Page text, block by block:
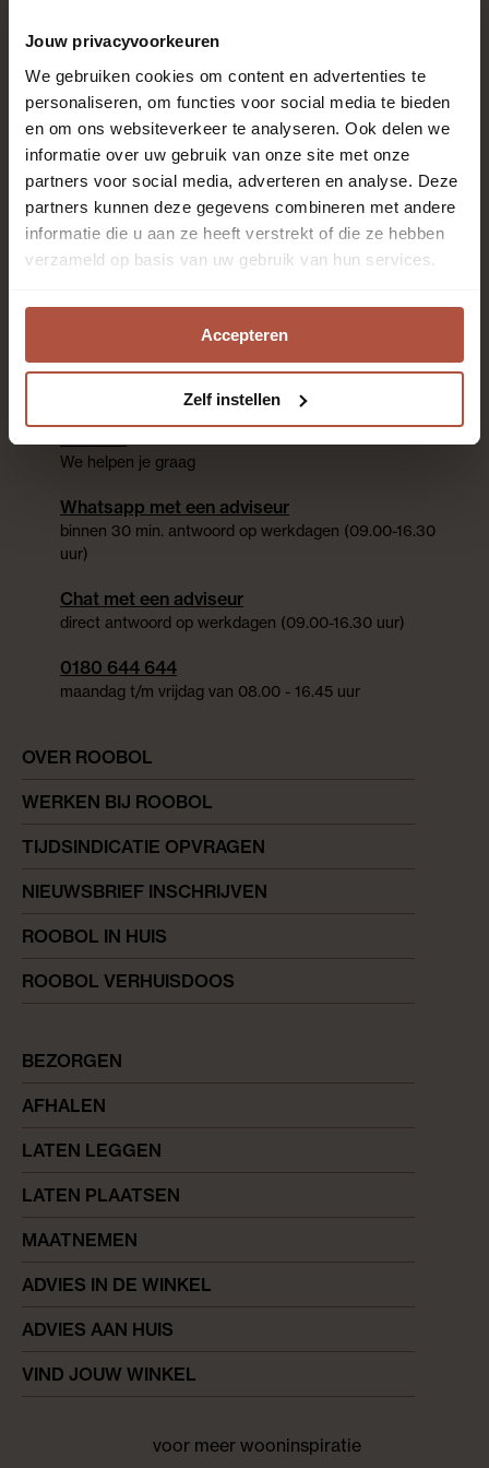
Jouw privacyvoorkeuren
We gebruiken cookies om content en advertenties te
personaliseren, om functies voor social media te bieden
en om ons websiteverkeer te analyseren. Ook delen we
informatie over uw gebruik van onze site met onze
partners voor social media, adverteren en analyse. Deze
partners kunnen deze gegevens combineren met andere
informatie die u aan ze heeft verstrekt of die ze hebben
verzameld op basis van uw gebruik van hun services.
Accepteren
Zelf instellen
Roobol is al meer dan 80 jaar specialist in vloeren en
raambekleding met het beste advies en de beste
service. Kom langs in één van de 28 winkels. Onze
enthousiaste adviseurs staan voor je klaar!
Altijd als eerste op de
Aanmelden nieuwsbrief
OVER ROOBOL
WERKEN BIJ ROOBOL
TIJDSINDICATIE OPVRAGEN
NIEUWSBRIEF INSCHRIJVEN
ROOBOL IN HUIS
ROOBOL VERHUISDOOS
BEZORGEN
AFHALEN
LATEN LEGGEN
LATEN PLAATSEN
MAATNEMEN
ADVIES IN DE WINKEL
ADVIES AAN HUIS
VIND JOUW WINKEL
We helpen je graag
Whatsapp met een adviseur
binnen 30 min. antwoord op werkdagen (09.00-16.30
uur)
Chat met een adviseur
direct antwoord op werkdagen (09.00-16.30 uur)
0180 644 644
maandag t/m vrijdag van 08.00 - 16.45 uur
voor meer wooninspiratie